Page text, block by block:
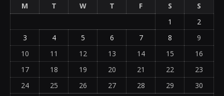
M
T W T F S
S
1
2
3
4 5 6 7 8
9
10
11 12 13 14 15
16
17
18 19 20 21 22
23
24
25 26 27 28 29 30